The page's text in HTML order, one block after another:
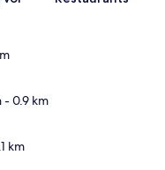
- 0.9 km
km